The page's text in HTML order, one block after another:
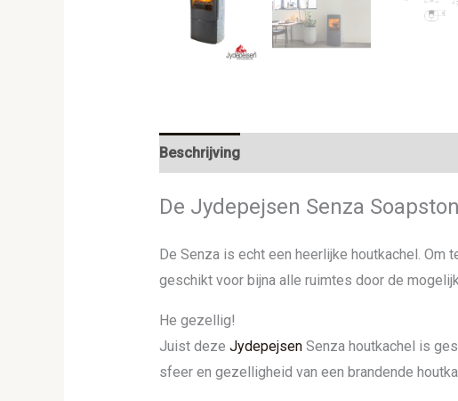
Beschrijving
De Jydepejsen Senza
De Senza is echt een heerlijke houtkachel.
geschikt voor bijna alle ruimtes door de
He gezellig!
Juist deze JydepejsenSenza houtkachel is
sfeer en gezelligheid van een brandende